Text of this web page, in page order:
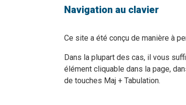
Navigation au clavier
Ce site a été conçu de manière à
Dans la plupart des cas, il vous
élément cliquable dans la page,
de touches Maj + Tabulation.